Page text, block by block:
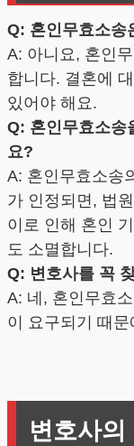
Q: 혼인무효소송
A: 아니요, 혼인
합니다. 결혼에
있어야 해요.
Q: 혼인무효소송
요?
A: 혼인무효소송
가 인정되면, 법
이로 인해 혼인
도 소멸합니다.
Q: 변호사를 꼭
A: 네, 혼인무효
이 요구되기 때
변호사